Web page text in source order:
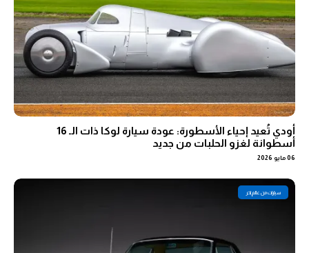
أودي تُعيد إحياء الأسطورة: عودة سيارة لوكا ذات الـ 16
أسطوانة لغزو الحلبات من جديد
06 مايو 2026
سيارات من عالم اخر